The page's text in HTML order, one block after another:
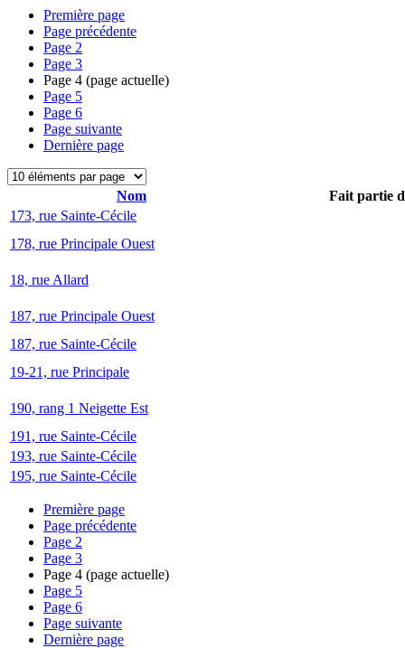
Première page
Page précédente
Page 2
Page 3
Page 4 (page actuelle)
Page 5
Page 6
Page suivante
Dernière page
Nom
Fait partie
173, rue Sainte-Cécile
178, rue Principale Ouest
18, rue Allard
187, rue Principale Ouest
187, rue Sainte-Cécile
19-21, rue Principale
190, rang 1 Neigette Est
191, rue Sainte-Cécile
193, rue Sainte-Cécile
195, rue Sainte-Cécile
Première page
Page précédente
Page 2
Page 3
Page 4 (page actuelle)
Page 5
Page 6
Page suivante
Dernière page